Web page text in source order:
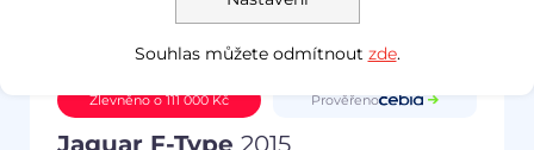
Zlevněno o 111 000 Kč Prověřeno
Souhlas můžete odmítnout zde.